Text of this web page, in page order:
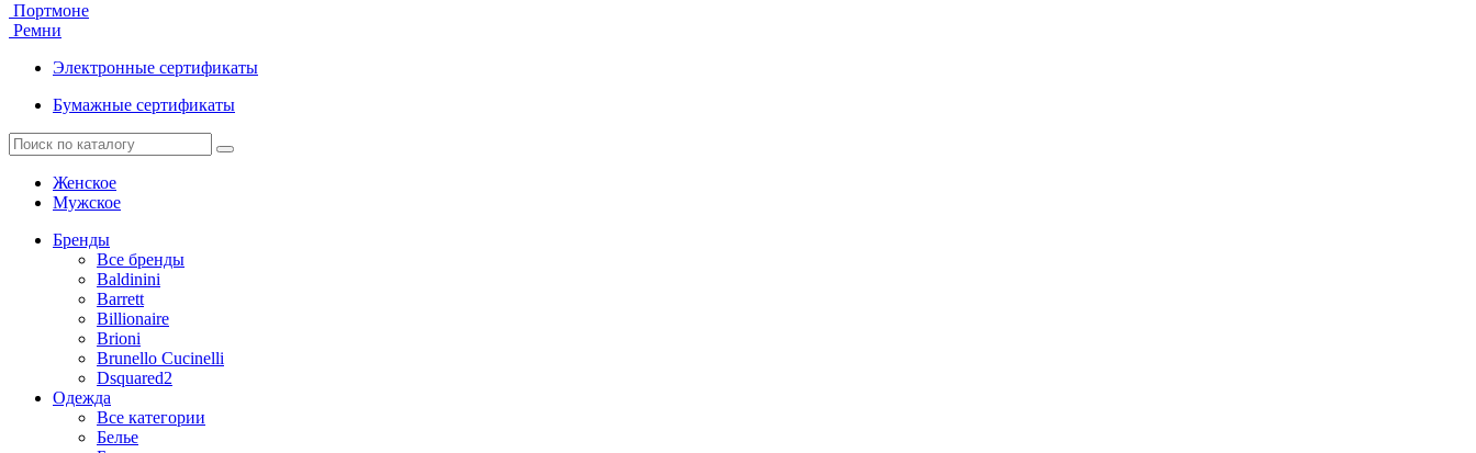
Портмоне
Ремни
Электронные сертификаты
Бумажные сертификаты
Женское
Мужское
Бренды
Все бренды
Baldinini
Barrett
Billionaire
Brioni
Brunello Cucinelli
Dsquared2
Одежда
Все категории
Белье